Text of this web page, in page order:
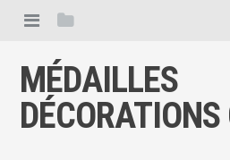
MÉDAILLES
DÉCORATIONS